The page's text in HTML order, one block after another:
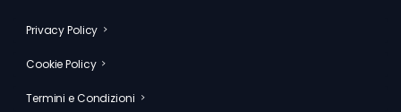
Privacy Policy
Cookie Policy
Termini e Condizioni